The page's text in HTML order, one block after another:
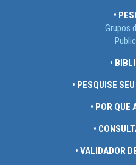
•
Grupos
•
• PESQUISE
• POR QUE
•
• VALIDADOR